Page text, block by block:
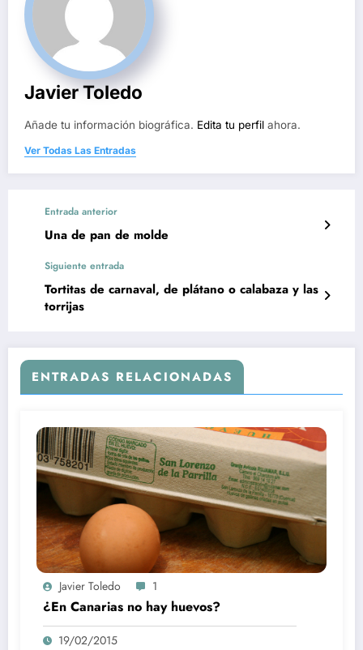
Javier Toledo
Añade tu información biográfica. Edita tu perfil ahora.
Ver Todas Las Entradas
Entrada anterior
Una de pan de molde
Siguiente entrada
Tortitas de carnaval, de plátano o calabaza y las
torrijas
ENTRADAS RELACIONADAS
Javier Toledo 1
¿En Canarias no hay huevos?
19/02/2015